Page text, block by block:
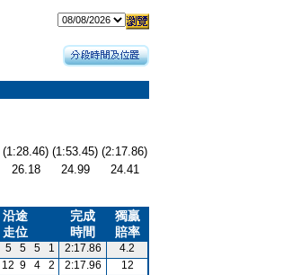
(1:28.46) (1:53.45) (2:17.86)
26.18 24.99
24.41
沿途
走位
完成
時間
獨贏
賠率
5 5 5 1 2:17.86
4.2
12 9 4 2 2:17.96
12